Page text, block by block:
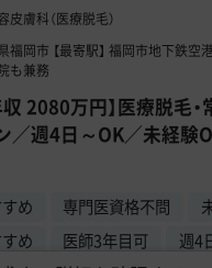
インタビュー
お役立ち記事
様・その他問い合わせ
皮膚科（医療脱毛）
福岡市 【最寄駅】 福岡市地下鉄
も兼務
2080万円】医療脱毛
／週4日～OK／未経験
め 専門医資格不問
め
医師3年目可 週4